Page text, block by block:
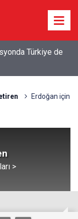
Türkiye de
Erdoğan için
>